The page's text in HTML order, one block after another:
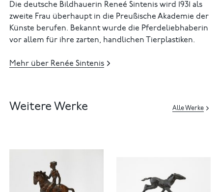
Die deutsche Bildhauerin Reneé Sintenis wird 1931 als
zweite Frau überhaupt in die Preußische Akademie der
Künste berufen. Bekannt wurde die Pferdeliebhaberin
vor allem für ihre zarten, handlichen Tierplastiken.
Mehr über Renée Sintenis
Weitere Werke Alle Werke